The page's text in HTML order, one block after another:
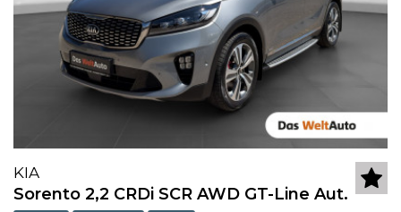
KIA
Sorento 2,2 CRDi SCR AWD GT-Line Aut.